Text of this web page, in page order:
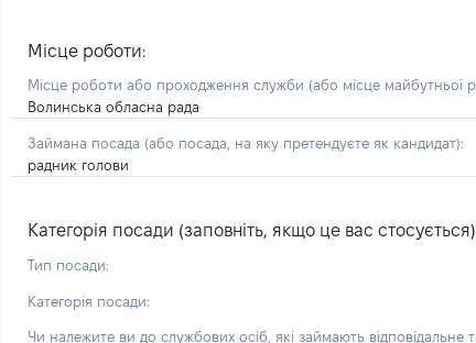
Місце роботи:
Місце роботи або проходження служби (або місце майбутньої
Волинська обласна рада
Займана посада (або посада, на яку претендуєте як кандидат):
радник голови
Категорія посади (заповніть, якщо це вас
Тип посади:
Категорія посади:
Чи належите ви до службових осіб, які займають відповідальне